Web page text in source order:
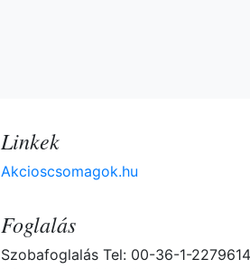
Linkek
Akcioscsomagok.hu
Foglalás
Szobafoglalás Tel: 00-36-1-2279614